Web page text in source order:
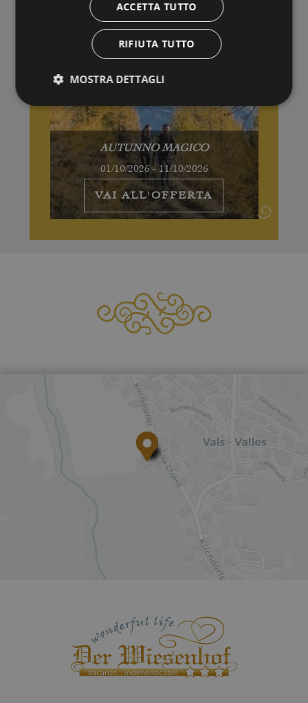
AUTUNNO MAGICO
01/10/2026 - 11/10/2026
VAI ALL'OFFERTA
ACCETTA TUTTO
RIFIUTA TUTTO
MOSTRA DETTAGLI